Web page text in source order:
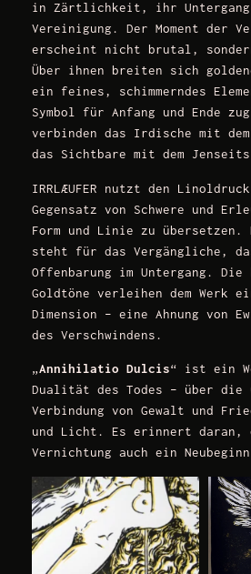
in Zärtlichkeit, ihr
Vereinigung. Der Moment der
erscheint nicht brutal,
Über ihnen breiten sich
ein feines, schimmerndes
Symbol für Anfang und Ende
verbinden das Irdische mit dem
das Sichtbare mit dem
IRRLÆUFER nutzt den
Gegensatz von Schwere und
Form und Linie zu übersetzen.
steht für das Vergängliche,
Offenbarung im Untergang. Die
Goldtöne verleihen dem Werk
Dimension – eine Ahnung von
des Verschwindens.
„Annihilatio Dulcis“ ist ein
Dualität des Todes – über die
Verbindung von Gewalt und
und Licht. Es erinnert daran,
Vernichtung auch ein